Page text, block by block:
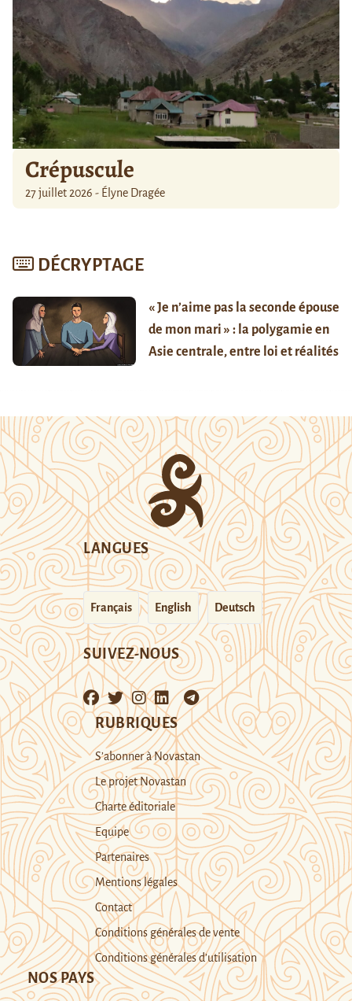
Crépuscule
27 juillet 2026 - Élyne Dragée
DÉCRYPTAGE
« Je n’aime pas la seconde épouse
de mon mari » : la polygamie en
Asie centrale, entre loi et réalités
LANGUES
Français English Deutsch
SUIVEZ-NOUS
RUBRIQUES
S’abonner à Novastan
Le projet Novastan
Charte éditoriale
Equipe
Partenaires
Mentions légales
Contact
Conditions générales de vente
Conditions générales d’utilisation
NOS PAYS